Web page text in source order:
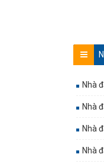
Nhà
Nhà
Nhà
Nhà